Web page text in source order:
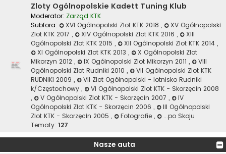
Zloty Ogólnopolskie Kadett Tuning Klub
Moderator: Zarząd KTK
Subfora:
XVI Ogólnopolski Zlot KTK 2018 ,
XV Ogólnopolski
Zlot KTK 2017 , XIV Ogólnopolski Zlot KTK 2016 ,
XIII
Ogólnopolski Zlot KTK 2015 , XII Ogólnopolski Zlot KTK 2014 ,
XI Ogólnopolski Zlot KTK 2013 ,
X Ogólnopolski Zlot
Mikorzyn 2012 , IX Ogólnopolski Zlot Mikorzyn 2011 ,
VIII
Ogólnopolski Zlot Rudniki 2010 ,
VII Ogólnopolski Zlot KTK
RUDNIKI 2009 ,
VII Zlot Ogólnopolski - lotnisko Rudniki
k/Częstochowy ,
VI Ogólnopolski Zlot KTK - Skorzęcin 2008
,
V Ogólnopolski Zlot KTK - Skorzęcin 2007 ,
IV
Ogólnopolski Zlot KTK - Skorzęcin 2006 ,
III Ogólnopolski
Zlot KTK - Skorzęcin 2005 , Fotografie ,
...po Skoju
Tematy: 127
Nasze auta